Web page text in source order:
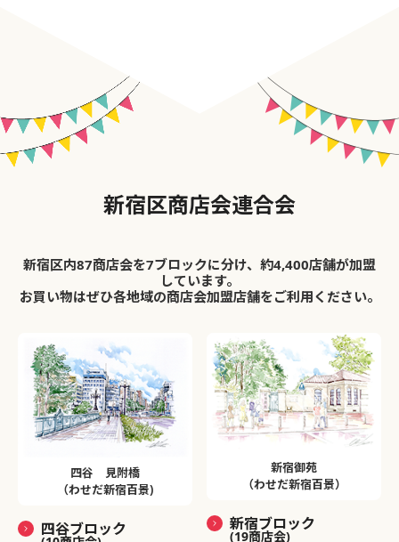
新宿区商店会連合会
新宿区内87商店会を7ブロックに分け、約4,400店舗が加盟
しています。
お買い物はぜひ各地域の商店会加盟店舗をご利用ください。
四谷 見附橋
（わせだ新宿百景)
四谷ブロック
新宿御苑
（わせだ新宿百景）
新宿ブロック
(19商店会)